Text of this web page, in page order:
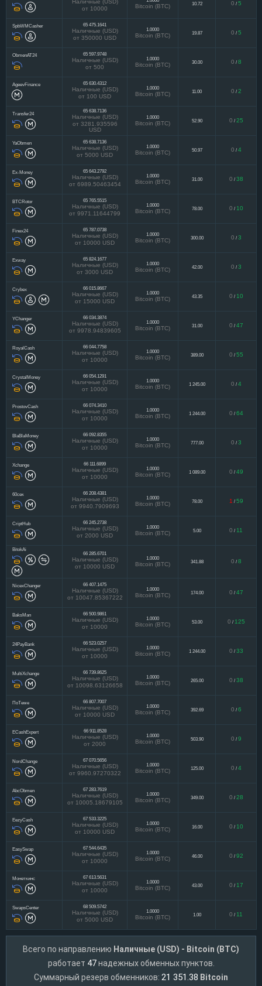
Наличные (USD)
от 10000
Bitcoin (BTC) 10.72 0 / 5
SpbWMCasher 65 475.1641
Наличные (USD)
от 350000 USD
1.0000
Bitcoin (BTC) 19.87 0 / 5
ObmenAT24 65 597.9748
Наличные (USD)
от 500
1.0000
Bitcoin (BTC) 30.00 0 / 8
AgeevFinance 65 630.4312
Наличные (USD)
от 100 USD
1.0000
Bitcoin (BTC) 11.00 0 / 2
Transfer24 65 638.7136
Наличные (USD)
от 3281.935596
USD
1.0000
Bitcoin (BTC) 52.90 0 / 25
YaObmen 65 638.7136
Наличные (USD)
от 5000 USD
1.0000
Bitcoin (BTC) 50.97 0 / 4
Ex-Money 65 643.2792
Наличные (USD)
от 6989.50463454
1.0000
Bitcoin (BTC) 31.00 0 / 38
BTCRotor 65 765.5515
Наличные (USD)
от 9971.11644799
1.0000
Bitcoin (BTC) 78.00 0 / 10
Finex24 65 787.0738
Наличные (USD)
от 10000 USD
1.0000
Bitcoin (BTC) 300.00 0 / 3
Exway 65 824.1677
Наличные (USD)
от 3000 USD
1.0000
Bitcoin (BTC) 42.00 0 / 3
Crybex 66 015.8667
Наличные (USD)
от 15000 USD
1.0000
Bitcoin (BTC) 43.35 0 / 10
YChanger 66 034.3874
Наличные (USD)
от 9978.94839605
1.0000
Bitcoin (BTC) 31.00 0 / 47
RoyalCash 66 044.7758
Наличные (USD)
от 10000
1.0000
Bitcoin (BTC) 389.00 0 / 55
CrystalMoney 66 054.1291
Наличные (USD)
от 10000
1.0000
Bitcoin (BTC) 1 245.00 0 / 4
ProstovCash 66 074.3410
Наличные (USD)
от 10000
1.0000
Bitcoin (BTC) 1 244.00 0 / 64
BlaBlaMoney 66 092.8355
Наличные (USD)
от 10000
1.0000
Bitcoin (BTC) 777.00 0 / 3
Xchange 66 111.6899
Наличные (USD)
от 10000
1.0000
Bitcoin (BTC) 1 089.00 0 / 49
60сек 66 208.4381
Наличные (USD)
от 9940.7909693
1.0000
Bitcoin (BTC) 78.00 1 / 59
CriptHub 66 245.2738
Наличные (USD)
от 2000 USD
1.0000
Bitcoin (BTC) 5.00 0 / 11
BitokAi
66 285.6701
Наличные (USD)
от 10000 USD
1.0000
Bitcoin (BTC) 341.88 0 / 8
NicexChanger 66 407.1475
Наличные (USD)
от 10047.85367222
1.0000
Bitcoin (BTC) 174.00 0 / 47
BaksMan 66 500.9861
Наличные (USD)
от 10000
1.0000
Bitcoin (BTC) 53.00 0 / 125
24PayBank 66 523.0257
Наличные (USD)
от 10000
1.0000
Bitcoin (BTC) 1 244.00 0 / 33
MultiXchange 66 739.8625
Наличные (USD)
от 10098.63126658
1.0000
Bitcoin (BTC) 265.00 0 / 38
ПоТеме 66 807.7007
Наличные (USD)
от 10000 USD
1.0000
Bitcoin (BTC) 392.69 0 / 6
ECashExpert 66 911.8528
Наличные (USD)
от 2000
1.0000
Bitcoin (BTC) 503.90 0 / 9
NordChange 67 070.5656
Наличные (USD)
от 9960.97270322
1.0000
Bitcoin (BTC) 125.00 0 / 4
AbcObmen 67 283.7619
Наличные (USD)
от 10005.18679105
1.0000
Bitcoin (BTC) 349.00 0 / 28
EezyCash 67 533.3225
Наличные (USD)
от 10000 USD
1.0000
Bitcoin (BTC) 16.00 0 / 10
EasySwap 67 544.6435
Наличные (USD)
от 10000
1.0000
Bitcoin (BTC) 46.00 0 / 92
Монеткинс 67 613.5631
Наличные (USD)
от 10000
1.0000
Bitcoin (BTC) 43.00 0 / 17
SwapsCenter 68 509.5742
Наличные (USD)
от 5000 USD
1.0000
Bitcoin (BTC) 1.00 0 / 11
Всего по направлению Наличные (USD) - Bitcoin (BTC)
работает 47надежных обменных пунктов.
Суммарный резерв обменников: 21 351.38 Bitcoin